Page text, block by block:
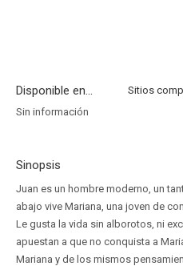
Disponible en...
Sin información
Sinopsis
Juan es un hombre moderno, un
abajo vive Mariana, una joven de
Le gusta la vida sin alborotos, ni
apuestan a que no conquista a
Mariana y de los mismos